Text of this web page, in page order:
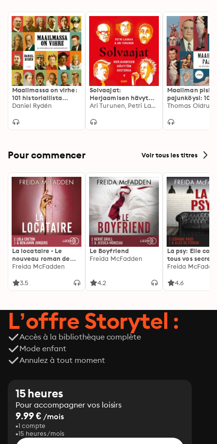
Maailmassa on virhe:
101 historiallista
kömmähdystä
Daniel Rydén
Solvaajat:
Herjaamisen hävytön
historia
Ari Turunen, Petri Laukka
Maailman pisin
pajunköysi: 101
historiallista
Pour commencer Voir tous les titres
La locataire - Le
nouveau roman de
l'autrice de La femme
Freida McFadden
3.5
Le Boyfriend
Freida McFadden
4.2
La psy: Elle
tous vos
découvrez les
Freida
4.6
L’offre Storytel :
Accès à la bibliothèque complète
Mode enfant
Annulez à tout moment
15 heures
Pour accompagner vos loisirs
9.99 € /mois
1 compte
15 heures/mois